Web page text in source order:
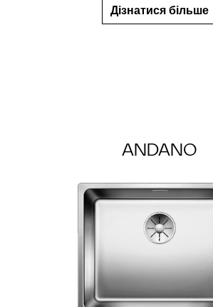
Дізнатися більше
ANDANO